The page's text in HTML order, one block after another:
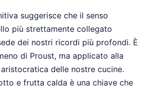
suggerisce che il senso
più strettamente collegato
dei nostri ricordi più profondi. È
di Proust, ma applicato alla
delle nostre cucine.
e frutta calda è una chiave che